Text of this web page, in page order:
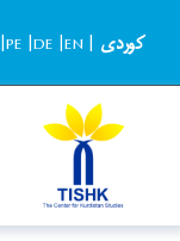
content
کوردی |
PE |DE |EN
|